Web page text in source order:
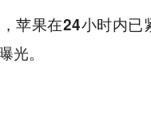
苹果在24小时内已
光。